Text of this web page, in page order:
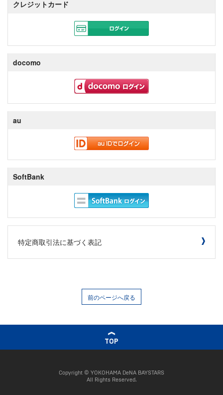
クレジットカード
docomo
au
SoftBank
特定商取引法に基づく表記
前のページへ戻る
TOP
Copyright © YOKOHAMA DeNA BAYSTARS
All Rights Reserved.